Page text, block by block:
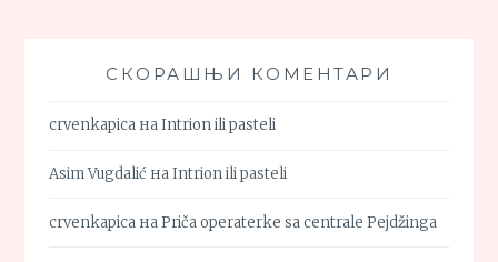
СКОРАШЊИ КОМЕНТАРИ
crvenkapica наIntrion ili pasteli
Asim Vugdalić наIntrion ili pasteli
crvenkapica наPriča operaterke sa centrale Pejdžinga